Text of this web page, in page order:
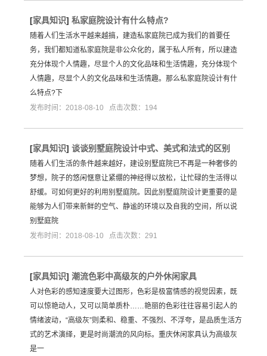
[家具知识] 私家庭院设计有什么特点?
随着人们生活水平越来越搞，建造私家庭院已成为我们的首要任
务，我们都知道私家庭院是非公众化的，属于私人所有，所以建造
充分体现个人情趣，尽显个人的文化品味和生活情趣，充分体现个
人情趣，尽显个人的文化品味和生活情趣。那么私家庭院设计有什
么特点?下
发布时间：2018-08-10 点击次数：194
[家具知识] 谈谈别墅庭院设计中式、美式和法式的区别
随着人们生活的条件越来越好，建设别墅庭院已不再是一种奢侈的
梦想，院子的悠闲惬意让紧绷的神经得以放松，让忙碌的生活得以
舒缓。可如何更好的利用别墅庭院。因此别墅庭院设计更重要的是
能够为人们带来新鲜的空气、静谧的环境以及自我的空间，所以说
别墅庭院
发布时间：2018-08-10 点击次数：291
[家具知识] 潮流色彩中高级灰的户外休闲家具
人对色彩的感知速度要大过图形，色彩是极富情感的视觉因素，既
可以惊艳动人，又可以简单质朴……艳丽的色彩往往容易引起人的
情绪波动，“高级灰”则柔和、稳重、不强烈、不浮夸，是品质生活方
式的艺术演绎，更是时尚潮流的风向标。重庆休闲家具认为高级灰
是一